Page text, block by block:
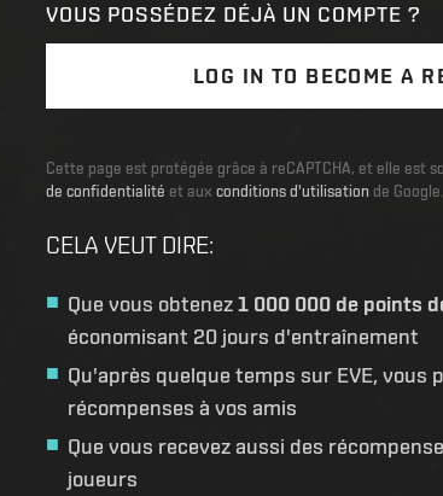
VOUS POSSÉDEZ DÉJÀ UN COMPTE ?
LOG IN TO BECOME A
Cette page est protégée grâce à reCAPTCHA, et elle est
de confidentialité et aux conditions d'utilisation de Google.
CELA VEUT DIRE:
Que vous obtenez1 000 000 de points
économisant 20 jours d'entraînement
Qu'après quelque temps sur EVE, vous
récompenses à vos amis
Que vous recevez aussi des
joueurs